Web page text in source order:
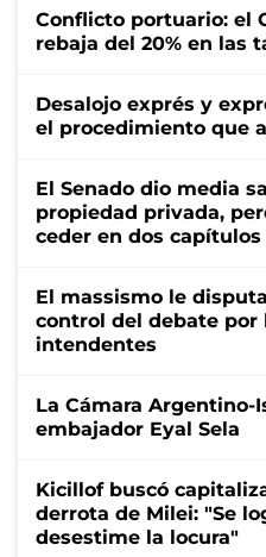
Conflicto portuario: el
rebaja del 20% en las
Desalojo exprés y
el procedimiento que
El Senado dio media
propiedad privada,
ceder en dos capítulos
El massismo le
control del debate por
intendentes
La Cámara Argentino-
embajador Eyal Sela
Kicillof buscó
derrota de Milei: "Se
desestime la locura"